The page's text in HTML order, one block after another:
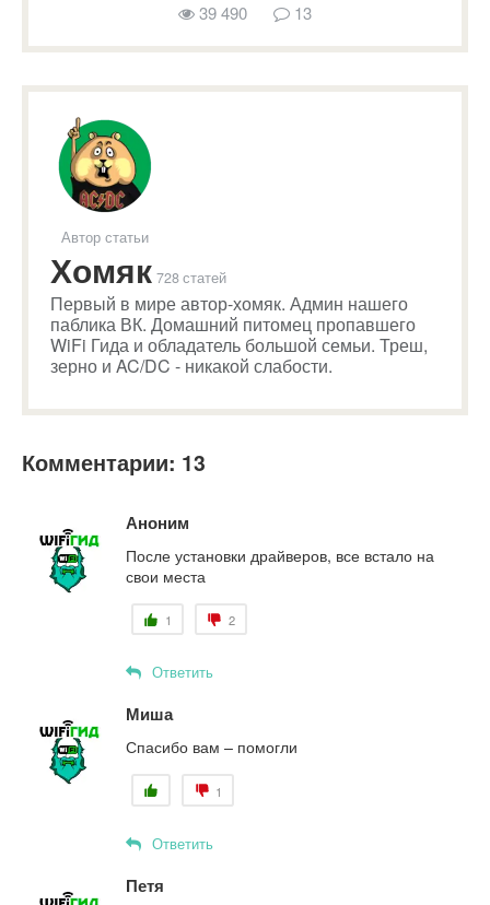
39 490 13
Автор статьи
Хомяк 728 статей
Первый в мире автор-хомяк. Админ нашего
паблика ВК. Домашний питомец пропавшего
WiFi Гида и обладатель большой семьи. Треш,
зерно и AC/DC - никакой слабости.
Комментарии: 13
Аноним
После установки драйверов, все встало на
свои места
1 2
Ответить
Миша
Спасибо вам – помогли
1
Ответить
Петя